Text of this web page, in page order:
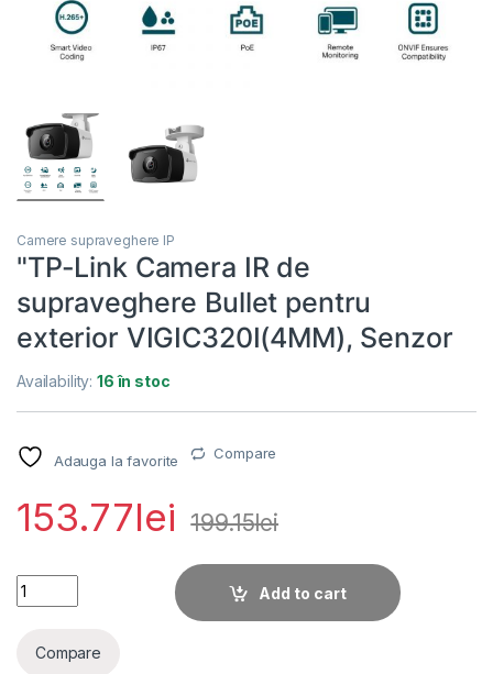
Camere supraveghere IP
"TP-Link Camera IR de
supraveghere Bullet pentru
exterior VIGIC320I(4MM), Senzor
Availability:16 în stoc
Adauga la favorite Compare
153.77lei 199.15lei
"TP-Link Camera IR de supraveghere Bullet pentru exterior
Add to cart
Compare